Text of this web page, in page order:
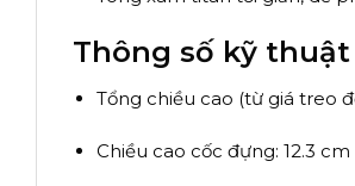
Thông số kỹ thuật
Tổng chiều cao (từ giá treo
Chiều cao cốc đựng: 12.3 cm